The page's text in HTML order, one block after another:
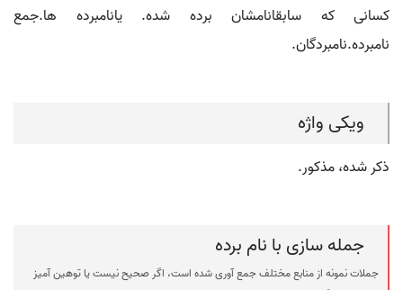
کسانی که سابقانامشان برده شده. یانامبرده ها.جمع
نامبرده.نامبردگان.
ویکی واژه
ذکر شده، مذکور.
جمله سازی با نام برده
جملات نمونه از منابع مختلف جمع آوری شده است، اگر صحیح نیست یا توهین آمیز